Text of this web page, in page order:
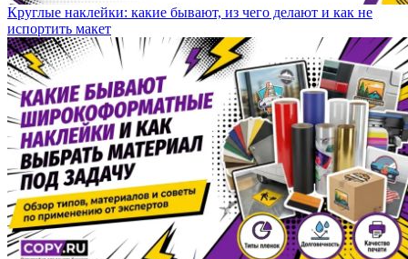
Круглые наклейки: какие бывают, из чего делают и как не
испортить макет